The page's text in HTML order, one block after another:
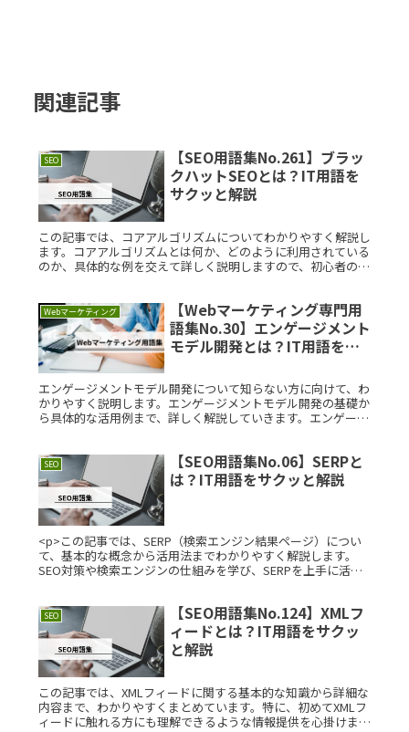
関連記事
SEO
【SEO用語集No.261】ブラッ
クハットSEOとは？IT用語を
サクッと解説
この記事では、コアアルゴリズムについてわかりやすく解説し
ます。コアアルゴリズムとは何か、どのように利用されている
のか、具体的な例を交えて詳しく説明しますので、初心者の方
Webマーケティング
【Webマーケティング専門用
語集No.30】エンゲージメント
モデル開発とは？IT用語をサ
エンゲージメントモデル開発について知らない方に向けて、わ
かりやすく説明します。エンゲージメントモデル開発の基礎か
ら具体的な活用例まで、詳しく解説していきます。エンゲージ
SEO
【SEO用語集No.06】SERPと
は？IT用語をサクッと解説
<p>この記事では、SERP（検索エンジン結果ページ）につい
て、基本的な概念から活用法までわかりやすく解説します。
SEO対策や検索エンジンの仕組みを学び、SERPを上手に活用
マーケティングに役立つ知識が得られます。</p>
SEO
【SEO用語集No.124】XMLフ
ィードとは？IT用語をサクッ
と解説
この記事では、XMLフィードに関する基本的な知識から詳細な
内容まで、わかりやすくまとめています。特に、初めてXMLフ
ィードに触れる方にも理解できるような情報提供を心掛けまし